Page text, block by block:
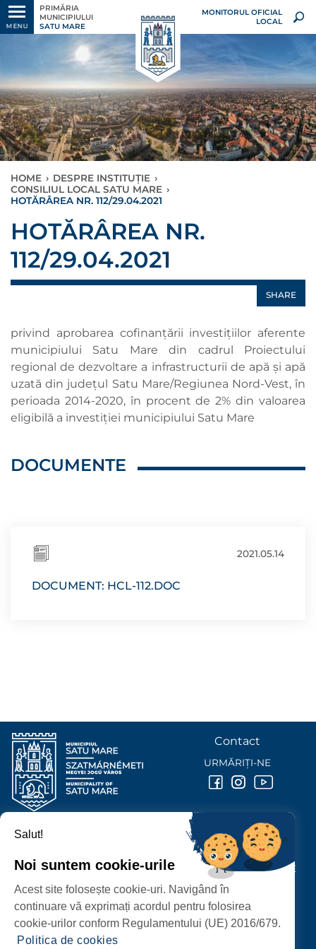
MENU
PRIMĂRIA
MUNICIPIULUI
SATU MARE
MONITORUL OFICIAL
LOCAL
HOME › DESPRE INSTITUȚIE ›
CONSILIUL LOCAL SATU MARE ›
HOTĂRÂREA NR. 112/29.04.2021
HOTĂRÂREA NR.
112/29.04.2021
SHARE
privind aprobarea cofinanțării investițiilor aferente
municipiului Satu Mare din cadrul Proiectului
regional de dezvoltare a infrastructurii de apă și apă
uzată din județul Satu Mare/Regiunea Nord-Vest, în
perioada 2014-2020, în procent de 2% din valoarea
eligibilă a investiției municipiului Satu Mare
DOCUMENTE
2021.05.14
DOCUMENT: HCL-112.DOC
PROTECȚIA DATELOR PERSONALE
PRIMĂRIA MUNICIPIULUI
P-ȚA 25 OCTOMBRIE, NR. 1 CORP M, 440026 SATU MARE
Contact
URMĂRIȚI-NE
Salut!
Noi suntem cookie-urile
Acest site folosește cookie-uri. Navigând în
continuare vă exprimați acordul pentru folosirea
cookie-urilor conform Regulamentului (UE) 2016/679.
Politica de cookies